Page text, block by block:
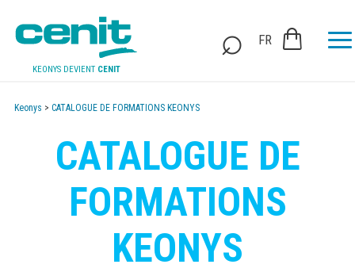
KEONYS DEVIENT CENIT
FR
Keonys > CATALOGUE DE FORMATIONS KEONYS
CATALOGUE DE
FORMATIONS
KEONYS